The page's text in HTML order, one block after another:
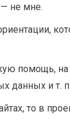
не мне.
помощь,
данных и т.
то в